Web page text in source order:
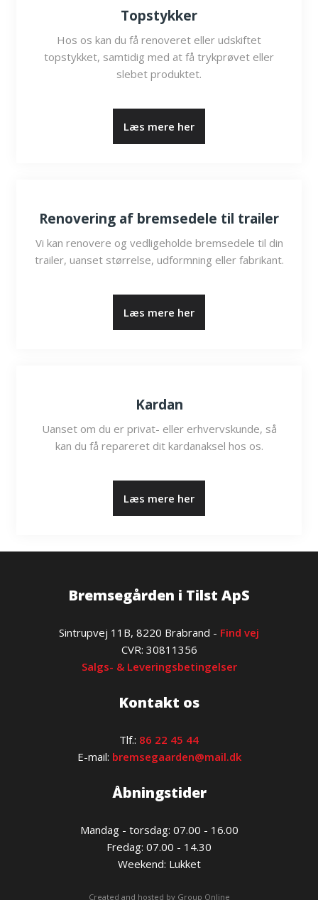
Topstykker
Hos os kan du få renoveret eller udskiftet
topstykket, samtidig med at få trykprøvet eller
slebet produktet.
​Læs mere her
Renovering af bremsedele til trailer
Vi kan renovere og vedligeholde bremsedele til din
trailer, uanset størrelse, udformning eller fabrikant.
​Læs mere her
Kardan
Uanset om du er privat- eller erhvervskunde, så
kan du få repareret dit kardanaksel hos os.
​Læs mere her
Bremsegården i Tilst ApS
​Sintrupvej 11B, 8220 Brabrand - Find vej
​CVR: 30811356
Salgs- & Leveringsbetingelser
Kontakt os
Tlf.: 86 22 45 44
E-mail: bremsegaarden@mail.dk
Åbningstider
Mandag - torsdag: 07.00 - 16.00​
Fredag: 07.00 - 14.30
​Weekend: Lukket
Created and hosted by Group Online